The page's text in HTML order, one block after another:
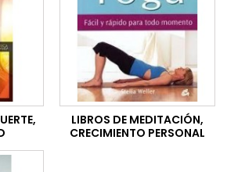
LIBROS DE MEDITACIÓN,
CRECIMIENTO PERSONAL